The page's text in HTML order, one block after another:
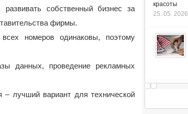
собственный бизнес за
фирмы.
номеров одинаковы, поэтому
данных, проведение рекламных
– лучший вариант для технической
красоты
25. 05. 2026